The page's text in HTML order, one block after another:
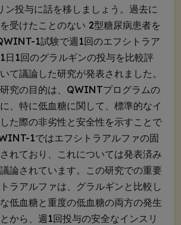
ン投与に話を移しましょう。過去に
受けたことのない 2型糖尿病患者を
1試験で週1回のエフシトラア
日1回のグラルギンの投与を比較評
て議論した研究が発表されました。
究の目的は、QWINTプログラムの
、特に低血糖に関して、標準的なイ
た際の非劣性と安全性を示すことで
1ではエフシトラアルファの固
れており、これについては発表済み
論されています。この研究での重要
ラアルファは、グラルギンと比較し
低血糖と重度の低血糖の両方の発生
から、週1回投与の安全なインスリ